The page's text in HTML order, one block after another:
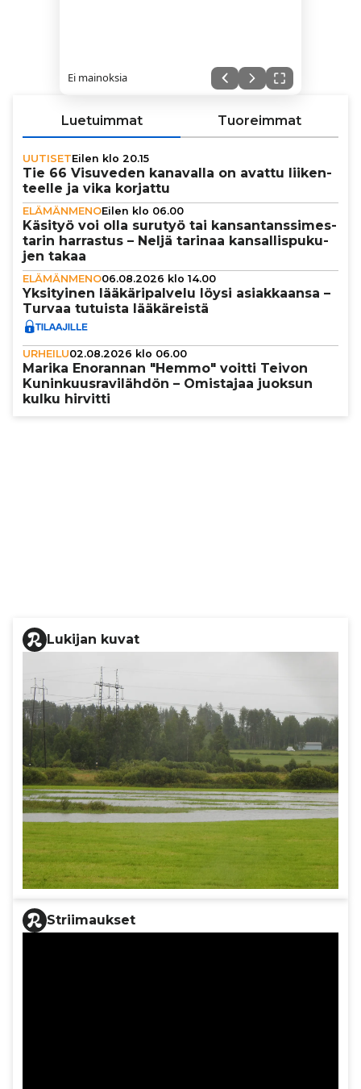
Ei mainoksia
Luetuimmat Tuoreimmat
UUTISETEilen klo 20.15
Tie 66 Visuveden kanavalla on avattu lii­ken­
teelle ja vika korjattu
ELÄMÄNMENOEilen klo 06.00
Käsityö voi olla surutyö tai kan­san­tans­si­mes­
ta­rin harrastus – Neljä tarinaa kan­sal­lis­pu­ku­
jen takaa
ELÄMÄNMENO06.08.2026 klo 14.00
Yksi­tyi­nen lää­kä­ri­pal­velu löysi asi­ak­kaansa –
Turvaa tutuista lää­kä­reistä
URHEILU02.08.2026 klo 06.00
Marika Enorannan "Hemmo" voitti Teivon
Kunin­kuus­ra­vi­läh­dön – Omistajaa juoksun
kulku hirvitti
Lukijan kuvat
Striimaukset